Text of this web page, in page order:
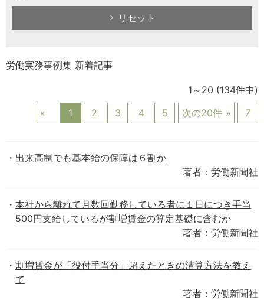
リセット
労働実務事例集 新着記事
1～20 (134件中)
1
2 3 4 5 次の20件 7
出来高制でも基本給の保障は６割か
著者：労働新聞社
本社から離れて月数回勤務している者に１日につき手当
500円支給しているが割増賃金の算定基礎に含むか
著者：労働新聞社
割増賃金が「役付手当分」超えたときの清算方法を教え
て
著者：労働新聞社